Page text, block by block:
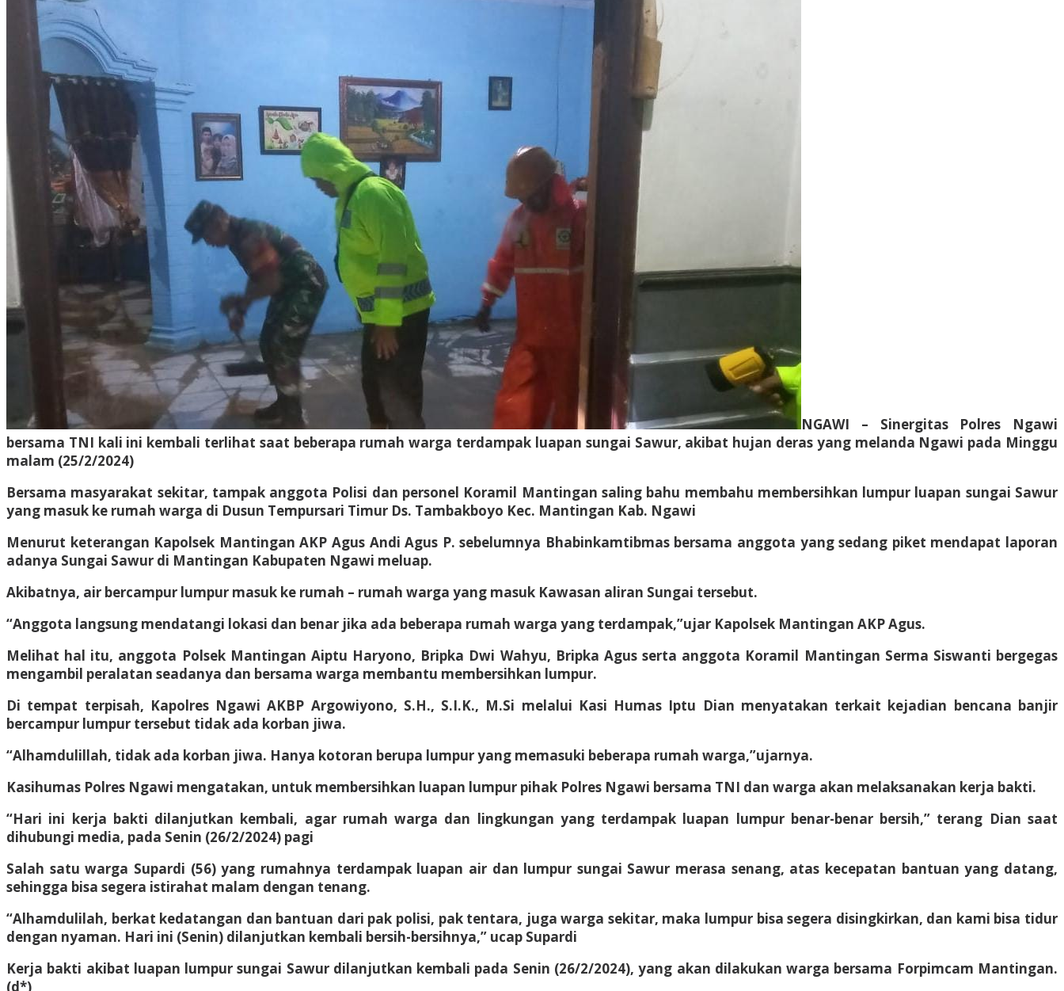
NGAWI – Sinergitas Polres Ngawi
bersama TNI kali ini kembali terlihat saat beberapa rumah warga terdampak luapan sungai Sawur, akibat hujan deras yang melanda Ngawi pada Minggu
malam (25/2/2024)
Bersama masyarakat sekitar, tampak anggota Polisi dan personel Koramil Mantingan saling bahu membahu membersihkan lumpur luapan sungai Sawur
yang masuk ke rumah warga di Dusun Tempursari Timur Ds. Tambakboyo Kec. Mantingan Kab. Ngawi
Menurut keterangan Kapolsek Mantingan AKP Agus Andi Agus P. sebelumnya Bhabinkamtibmas bersama anggota yang sedang piket mendapat laporan
adanya Sungai Sawur di Mantingan Kabupaten Ngawi meluap.
Akibatnya, air bercampur lumpur masuk ke rumah – rumah warga yang masuk Kawasan aliran Sungai tersebut.
“Anggota langsung mendatangi lokasi dan benar jika ada beberapa rumah warga yang terdampak,”ujar Kapolsek Mantingan AKP Agus.
Melihat hal itu, anggota Polsek Mantingan Aiptu Haryono, Bripka Dwi Wahyu, Bripka Agus serta anggota Koramil Mantingan Serma Siswanti bergegas
mengambil peralatan seadanya dan bersama warga membantu membersihkan lumpur.
Di tempat terpisah, Kapolres Ngawi AKBP Argowiyono, S.H., S.I.K., M.Si melalui Kasi Humas Iptu Dian menyatakan terkait kejadian bencana banjir
bercampur lumpur tersebut tidak ada korban jiwa.
“Alhamdulillah, tidak ada korban jiwa. Hanya kotoran berupa lumpur yang memasuki beberapa rumah warga,”ujarnya.
Kasihumas Polres Ngawi mengatakan, untuk membersihkan luapan lumpur pihak Polres Ngawi bersama TNI dan warga akan melaksanakan kerja bakti.
“Hari ini kerja bakti dilanjutkan kembali, agar rumah warga dan lingkungan yang terdampak luapan lumpur benar-benar bersih,” terang Dian saat
dihubungi media, pada Senin (26/2/2024) pagi
Salah satu warga Supardi (56) yang rumahnya terdampak luapan air dan lumpur sungai Sawur merasa senang, atas kecepatan bantuan yang datang,
sehingga bisa segera istirahat malam dengan tenang.
“Alhamdulilah, berkat kedatangan dan bantuan dari pak polisi, pak tentara, juga warga sekitar, maka lumpur bisa segera disingkirkan, dan kami bisa tidur
dengan nyaman. Hari ini (Senin) dilanjutkan kembali bersih-bersihnya,” ucap Supardi
Kerja bakti akibat luapan lumpur sungai Sawur dilanjutkan kembali pada Senin (26/2/2024), yang akan dilakukan warga bersama Forpimcam Mantingan.
(d*)